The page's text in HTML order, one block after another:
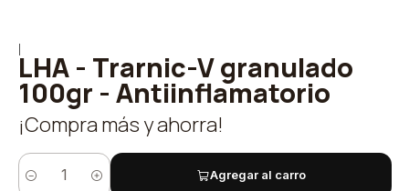
LHA - Trarnic-V granulado
100gr - Antiinflamatorio
¡Compra más y ahorra!
Cantidad
Agregar al carro